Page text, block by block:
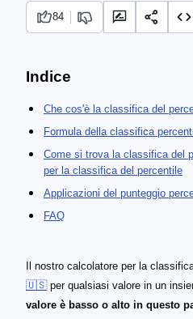
84
Indice
Che cos'è la classifica del
Formula della classifica
Come si trova la classifica del
per la classifica del percentile
Applicazioni del punteggio
FAQ
Il nostro calcolatore per la
🇺🇸per qualsiasi valore in un
valore è basso o alto in questo